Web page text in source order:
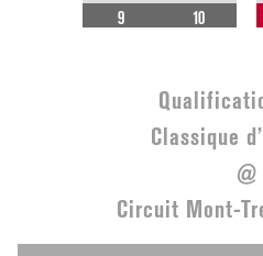
9 10
Classique
@
Circuit Mont-